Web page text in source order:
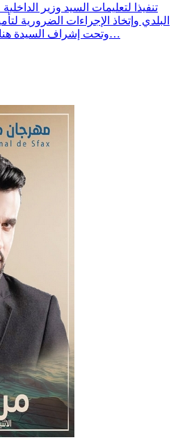
تنفيذا لتعليمات السيد وزير
البلدي وإتخاذ الإجراءات الضرورية
وتحت إشراف السيدة هناء شوشاني والية نابل رفقة…